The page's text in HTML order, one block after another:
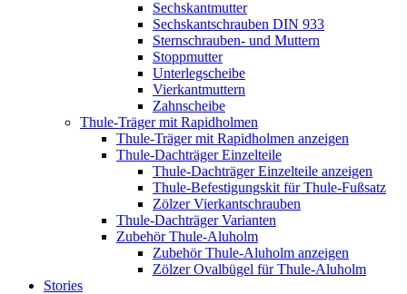
Sechskantmutter
Sechskantschrauben DIN 933
Sternschrauben- und Muttern
Stoppmutter
Unterlegscheibe
Vierkantmuttern
Zahnscheibe
Thule-Träger mit Rapidholmen
Thule-Träger mit Rapidholmen anzeigen
Thule-Dachträger Einzelteile
Thule-Dachträger Einzelteile anzeigen
Thule-Befestigungskit für Thule-Fußsatz
Zölzer Vierkantschrauben
Thule-Dachträger Varianten
Zubehör Thule-Aluholm
Zubehör Thule-Aluholm anzeigen
Zölzer Ovalbügel für Thule-Aluholm
Stories